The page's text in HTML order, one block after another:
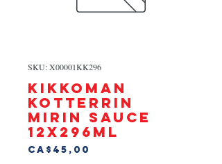
SKU: X00001KK296
KIKKOMAN
KOTTERRIN
MIRIN SAUCE
12x296ml
CA$45,00